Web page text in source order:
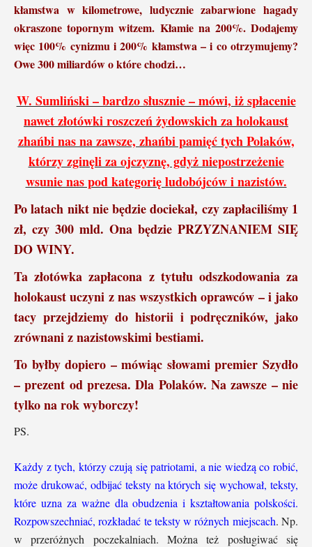
kłamstwa w kilometrowe, ludycznie zabarwione hagady
okraszone topornym witzem. Kłamie na 200%. Dodajemy
więc 100% cynizmu i 200% kłamstwa – i co otrzymujemy?
Owe 300 miliardów o które chodzi…
W. Sumliński – bardzo słusznie – mówi, iż spłacenie
nawet złotówki roszczeń żydowskich za holokaust
zhańbi nas na zawsze, zhańbi pamięć tych Polaków,
którzy zginęli za ojczyznę, gdyż niepostrzeżenie
wsunie nas pod kategorię ludobójców i nazistów.
Po latach nikt nie będzie dociekał, czy zapłaciliśmy 1
zł, czy 300 mld. Ona będzie PRZYZNANIEM SIĘ
DO WINY.
Ta złotówka zapłacona z tytułu odszkodowania za
holokaust uczyni z nas wszystkich oprawców – i jako
tacy przejdziemy do historii i podręczników, jako
zrównani z nazistowskimi bestiami.
To byłby dopiero – mówiąc słowami premier Szydło
– prezent od prezesa. Dla Polaków. Na zawsze – nie
tylko na rok wyborczy!
PS.
Każdy z tych, którzy czują się patriotami, a nie wiedzą co robić,
może drukować, odbijać teksty na których się wychował, teksty,
które uzna za ważne dla obudzenia i kształtowania polskości.
Rozpowszechniać, rozkładać te teksty w różnych miejscach. Np.
w przeróżnych poczekalniach. Można też posługiwać się